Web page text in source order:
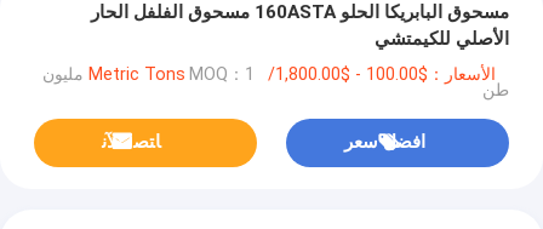
مسحوق البابريكا الحلو 160ASTA مسحوق الفلفل الحار
الأصلي للكيمتشي
الأسعار：$100.00 - $1,800.00/Metric Tons MOQ：1 مليون
طن
افضل سعر ﺎﺘﺼﻟ ﺍﻶﻧ